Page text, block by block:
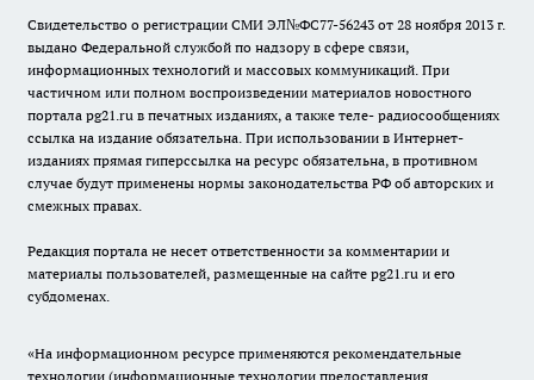
Свидетельство о регистрации СМИ ЭЛ№ФС77-56243 от 28 ноября 2013 г.
выдано Федеральной службой по надзору в сфере связи,
информационных технологий и массовых коммуникаций. При
частичном или полном воспроизведении материалов новостного
портала pg21.ru в печатных изданиях, а также теле- радиосообщениях
ссылка на издание обязательна. При использовании в Интернет-
изданиях прямая гиперссылка на ресурс обязательна, в противном
случае будут применены нормы законодательства РФ об авторских и
смежных правах.
Редакция портала не несет ответственности за комментарии и
материалы пользователей, размещенные на сайте pg21.ru и его
субдоменах.
«На информационном ресурсе применяются рекомендательные
технологии (информационные технологии предоставления